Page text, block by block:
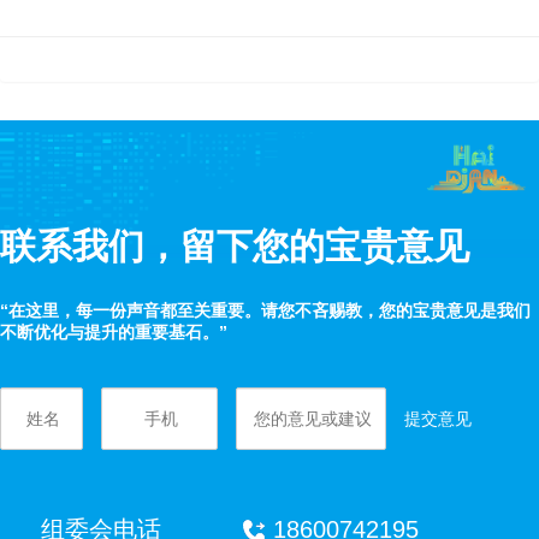
联系我们，留下您的宝贵意见
“在这里，每一份声音都至关重要。请您不吝赐教，您的宝贵意见是我们
不断优化与提升的重要基石。”
提交意见
组委会电话 18600742195